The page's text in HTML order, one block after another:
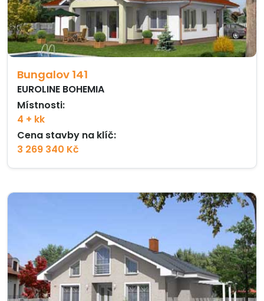
Bungalov 141
EUROLINE BOHEMIA
Místnosti:
4 + kk
Cena stavby na klíč:
3 269 340 Kč